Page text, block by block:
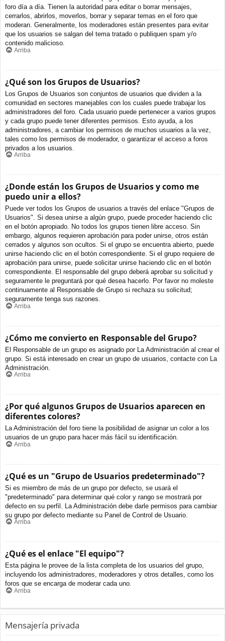
foro día a día. Tienen la autoridad para editar o borrar mensajes,
cerrarlos, abrirlos, moverlos, borrar y separar temas en el foro que
moderan. Generalmente, los moderadores están presentes para evitar
que los usuarios se salgan del tema tratado o publiquen spam y/o
contenido malicioso.
Arriba
¿Qué son los Grupos de Usuarios?
Los Grupos de Usuarios son conjuntos de usuarios que dividen a la
comunidad en sectores manejables con los cuales puede trabajar los
administradores del foro. Cada usuario puede pertenecer a varios grupos
y cada grupo puede tener diferentes permisos. Esto ayuda, a los
administradores, a cambiar los permisos de muchos usuarios a la vez,
tales como los permisos de moderador, o garantizar el acceso a foros
privados a los usuarios.
Arriba
¿Donde están los Grupos de Usuarios y como me
puedo unir a ellos?
Puede ver todos los Grupos de usuarios a través del enlace "Grupos de
Usuarios". Si desea unirse a algún grupo, puede proceder haciendo clic
en el botón apropiado. No todos los grupos tienen libre acceso. Sin
embargo, algunos requieren aprobación para poder unirse, otros están
cerrados y algunos son ocultos. Si el grupo se encuentra abierto, puede
unirse haciendo clic en el botón correspondiente. Si el grupo requiere de
aprobación para unirse, puede solicitar unirse haciendo clic en el botón
correspondiente. El responsable del grupo deberá aprobar su solicitud y
seguramente le preguntará por qué desea hacerlo. Por favor no moleste
continuamente al Responsable de Grupo si rechaza su solicitud;
seguramente tenga sus razones.
Arriba
¿Cómo me convierto en Responsable del Grupo?
El Responsable de un grupo es asignado por La Administración al crear el
grupo. Si está interesado en crear un grupo de usuarios, contacte con La
Administración.
Arriba
¿Por qué algunos Grupos de Usuarios aparecen en
diferentes colores?
La Administración del foro tiene la posibilidad de asignar un color a los
usuarios de un grupo para hacer más fácil su identificación.
Arriba
¿Qué es un "Grupo de Usuarios predeterminado"?
Si es miembro de más de un grupo por defecto, se usará el
"predeterminado" para determinar qué color y rango se mostrará por
defecto en su perfil. La Administración debe darle permisos para cambiar
su grupo por defecto mediante su Panel de Control de Usuario.
Arriba
¿Qué es el enlace "El equipo"?
Esta página le provee de la lista completa de los usuarios del grupo,
incluyendo los administradores, moderadores y otros detalles, como los
foros que se encarga de moderar cada uno.
Arriba
Mensajería privada